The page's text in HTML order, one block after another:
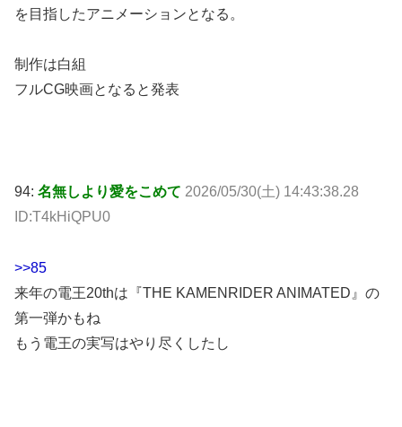
を目指したアニメーションとなる。
制作は白組
フルCG映画となると発表
94: 名無しより愛をこめて 2026/05/30(土) 14:43:38.28
ID:T4kHiQPU0
>>85
来年の電王20thは『THE KAMENRIDER ANIMATED』の
第一弾かもね
もう電王の実写はやり尽くしたし